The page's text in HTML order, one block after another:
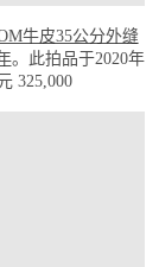
牛皮35公分外缝
。此拍品于2020年
325,000